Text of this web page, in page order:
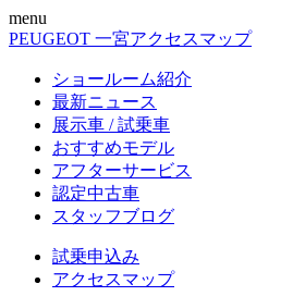
menu
PEUGEOT 一宮アクセスマップ
ショールーム紹介
最新ニュース
展示車 / 試乗車
おすすめモデル
アフターサービス
認定中古車
スタッフブログ
試乗申込み
アクセスマップ